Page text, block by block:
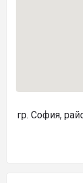
гр. София,